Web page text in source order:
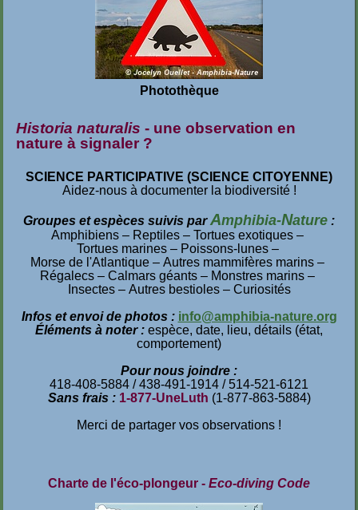
Photothèque
Historia naturalis - une observation en
nature à signaler ?
SCIENCE PARTICIPATIVE (SCIENCE CITOYENNE)
Aidez-nous à documenter la biodiversité !
Groupes et espèces suivis parAmphibia-Nature :
Amphibiens
Reptiles
Tortues exotiques
Tortues marines
Poissons-lunes
Morse de l'Atlantique
Autres mammifères marins
Régalecs
Calmars géants
Monstres marins
Insectes
Autres bestioles
Curiosités
Infos et envoi de photos : info@amphibia-nature.org
Éléments à noter : espèce, date, lieu, détails (état,
comportement)
Pour nous joindre :
418-408-5884 / 438-491-1914 / 514-521-6121
Sans frais : 1-877-UneLuth (1-877-863-5884)
Merci de partager vos observations !
Charte de l'éco-plongeur - Eco-diving Code